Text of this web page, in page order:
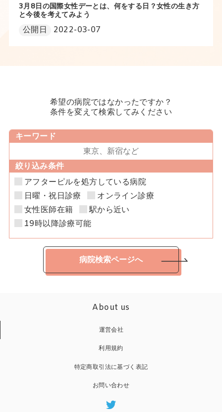
3月8日の国際女性デーとは、何をする日？女性の生き方
と今後を考えてみよう
公開日 2022-03-07
希望の病院ではなかったですか？
条件を変えて検索してみください
キーワード
絞り込み条件
アフターピルを処方している病院
日曜・祝日診療
オンライン診療
女性医師在籍
駅から近い
19時以降診療可能
病院検索ページへ
About us
運営会社
利用規約
特定商取引法に基づく表記
お問い合わせ